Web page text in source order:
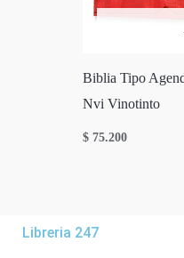
Biblia Tipo
Nvi Vinotinto
$ 75.200
Libreria 247